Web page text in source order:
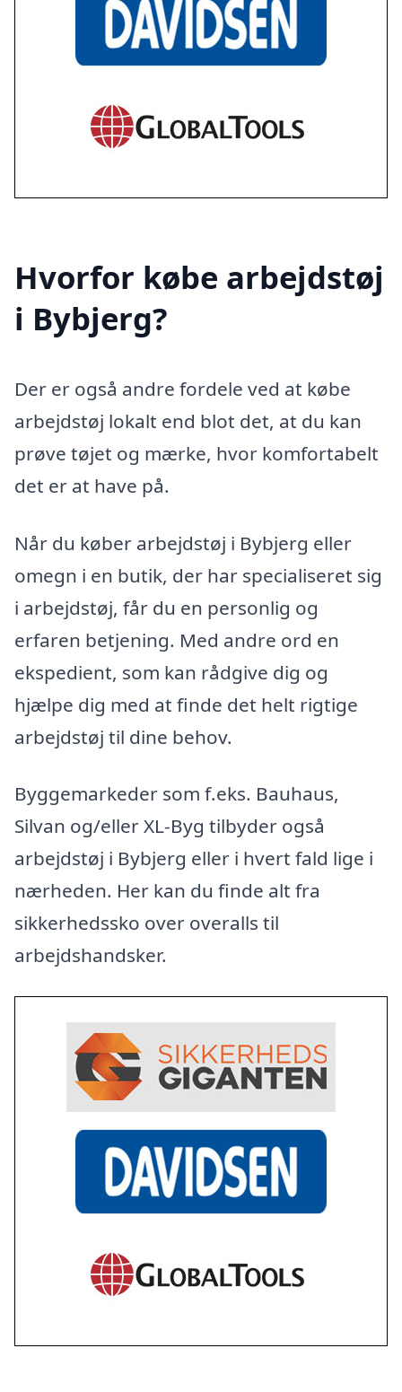
Hvorfor købe arbejdstøj
i Bybjerg?
Der er også andre fordele ved at købe
arbejdstøj lokalt end blot det, at du kan
prøve tøjet og mærke, hvor komfortabelt
det er at have på.
Når du køber arbejdstøj i Bybjerg eller
omegn i en butik, der har specialiseret sig
i arbejdstøj, får du en personlig og
erfaren betjening. Med andre ord en
ekspedient, som kan rådgive dig og
hjælpe dig med at finde det helt rigtige
arbejdstøj til dine behov.
Byggemarkeder som f.eks. Bauhaus,
Silvan og/eller XL-Byg tilbyder også
arbejdstøj i Bybjerg eller i hvert fald lige i
nærheden. Her kan du finde alt fra
sikkerhedssko over overalls til
arbejdshandsker.